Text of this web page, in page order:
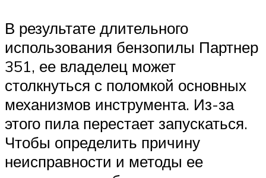
В результате длительного
использования бензопилы Партнер
351, ее владелец может
столкнуться с поломкой основных
механизмов инструмента. Из-за
этого пила перестает запускаться.
Чтобы определить причину
неисправности и методы ее